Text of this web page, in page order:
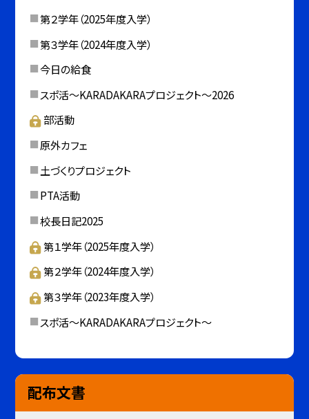
第２学年（2025年度入学）
第３学年（2024年度入学）
今日の給食
スポ活～KARADAKARAプロジェクト～2026
部活動
原外カフェ
土づくりプロジェクト
PTA活動
校長日記2025
第１学年（2025年度入学）
第２学年（2024年度入学）
第３学年（2023年度入学）
スポ活～KARADAKARAプロジェクト～
配布文書